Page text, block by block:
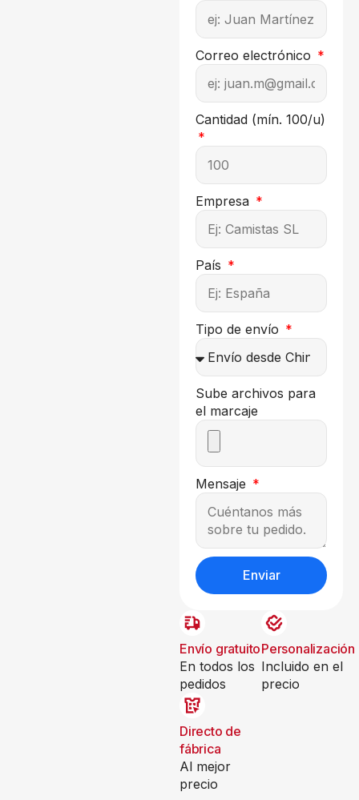
Correo electrónico
Cantidad (mín. 100/u)
Empresa
País
Tipo de envío
Sube archivos para
el marcaje
Mensaje
Enviar
Envío gratuito
En todos los
pedidos
Personalización
Incluido en el
precio
Directo de
fábrica
Al mejor
precio